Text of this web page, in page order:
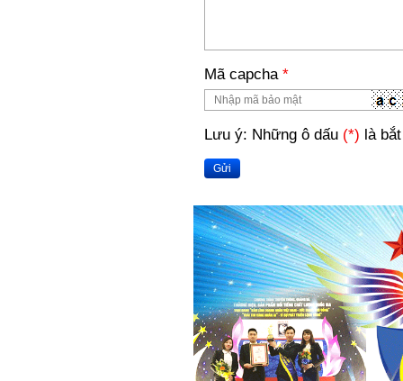
Mã capcha *
Lưu ý: Những ô dấu (*) là
Gửi